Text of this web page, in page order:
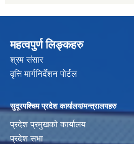
महत्वपुर्ण लिङ्कहरु
श्रम संसार
वृत्ति मार्गनिर्देशन पोर्टल
सुदूरपश्चिम प्रदेश कार्यालय/मन्त्रालयहरु
प्रदेश प्रमुखको कार्यालय
प्रदेश सभा